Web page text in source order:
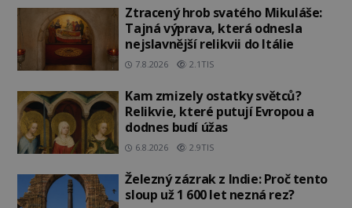
Ztracený hrob svatého Mikuláše:
Tajná výprava, která odnesla
nejslavnější relikvii do Itálie
7.8.2026 2.1TIS
Kam zmizely ostatky světců?
Relikvie, které putují Evropou a
dodnes budí úžas
6.8.2026 2.9TIS
Železný zázrak z Indie: Proč tento
sloup už 1 600 let nezná rez?